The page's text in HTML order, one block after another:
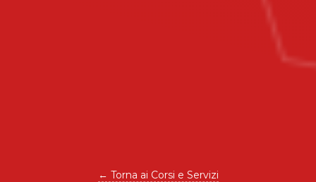
← Torna ai Corsi e Servizi